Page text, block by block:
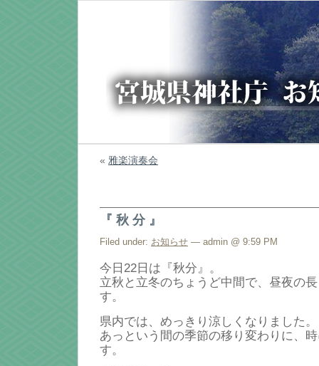
« 雅楽演奏会
『 秋 分 』
Filed under: お知らせ — admin @ 9:59 PM
今日22日は『秋分』。
立秋と立冬のちょうど中間で、昼夜の
す。
県内では、めっきり涼しくなりました。
あっという間の季節の移り変わりに、
す。